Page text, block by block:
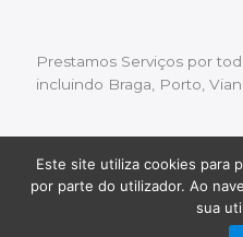
Prestamos Serviços por
incluindo Braga, Porto,
Livro de Reclamações |
Copyright © 2022
Fluxo
Este site utiliza cookies para
por parte do utilizador. Ao
sua